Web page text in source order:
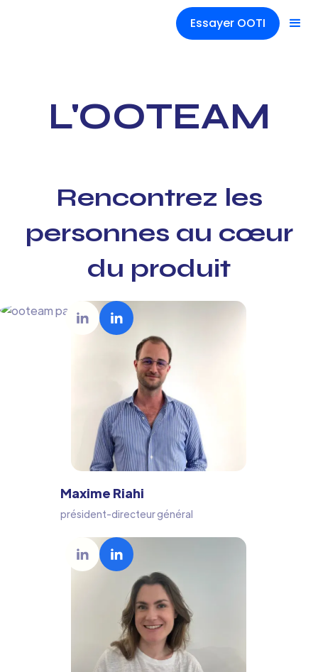
Essayer OOTI
L'OOTEAM
Rencontrez les
personnes au cœur
du produit
Maxime Riahi
président-directeur général